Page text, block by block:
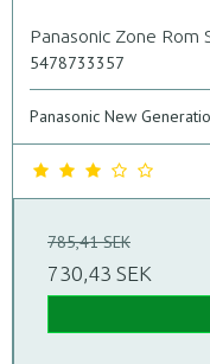
Panasonic Zone Rom
5478733357
Panasonic New
785,41 SEK
730,43 SEK